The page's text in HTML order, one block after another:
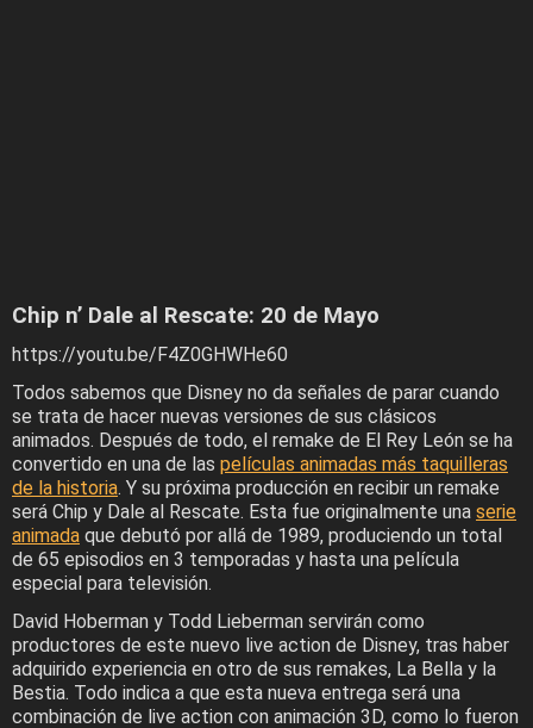
Chip n’ Dale al Rescate: 20 de Mayo
https://youtu.be/F4Z0GHWHe60
Todos sabemos que Disney no da señales de parar cuando
se trata de hacer nuevas versiones de sus clásicos
animados. Después de todo, el remake de El Rey León se ha
convertido en una de las películas animadas más taquilleras
de la historia. Y su próxima producción en recibir un remake
será Chip y Dale al Rescate. Esta fue originalmente una serie
animada que debutó por allá de 1989, produciendo un total
de 65 episodios en 3 temporadas y hasta una película
especial para televisión.
David Hoberman y Todd Lieberman servirán como
productores de este nuevo live action de Disney, tras haber
adquirido experiencia en otro de sus remakes, La Bella y la
Bestia. Todo indica a que esta nueva entrega será una
combinación de live action con animación 3D, como lo fueron